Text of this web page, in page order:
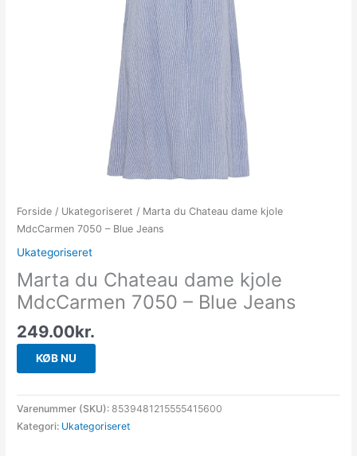
Forside / Ukategoriseret / Marta du Chateau dame kjole
MdcCarmen 7050 – Blue Jeans
Ukategoriseret
Marta du Chateau dame kjole
MdcCarmen 7050 – Blue Jeans
249.00kr.
KØB NU
Varenummer (SKU):8539481215555415600
Kategori: Ukategoriseret